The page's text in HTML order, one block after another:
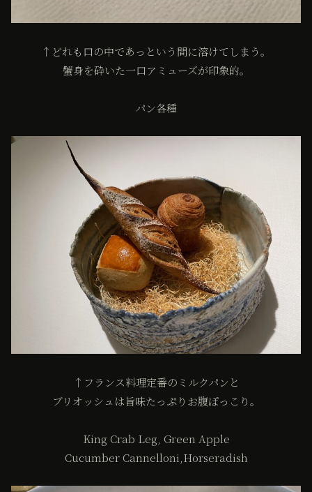
↑どれも口の中であっという間に溶けてしまう。
蟹身を砕いた一口アミューズが印象的。
パン各種
↑フランス料理定番のミルクパンと
ブリオッシュは旨味たっぷりお腹ぽっこり。
King Crab Leg, Green Apple
Cucumber Cannelloni,Horseradish